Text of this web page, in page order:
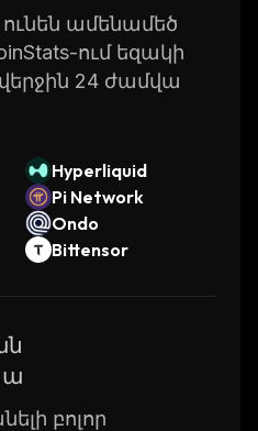
ամենամեծ
ում եզակի
24 ժամվա
Hyperliquid
Pi Network
Ondo
Bittensor
բոլոր